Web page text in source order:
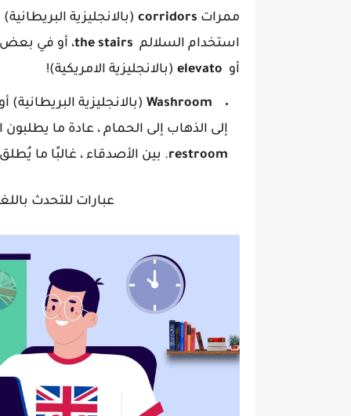
ممرات corridors (بالانجليزية البريطانية)
استخدام السلالم the stairs، أو في بعض
أو elevato (بالانجليزية الامريكية)!
Washroom (بالانجليزية البريطانية) أو
إلى الذهاب إلى الحمام ، عادة ما
restroom. بين الأصدقاء ، غالبًا ما
عبارات للتحدث